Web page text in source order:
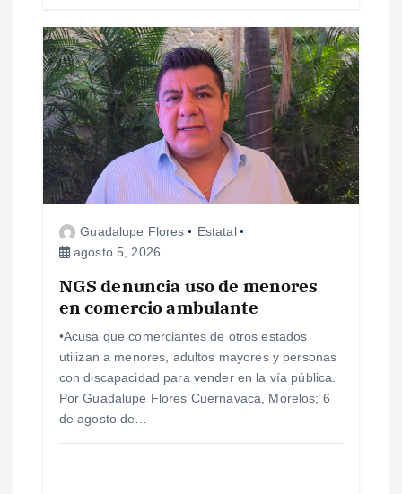
s
Guadalupe Flores
Estatal
agosto 5, 2026
NGS denuncia uso de menores
en comercio ambulante
•Acusa que comerciantes de otros estados
utilizan a menores, adultos mayores y personas
con discapacidad para vender en la vía pública.
Por Guadalupe Flores Cuernavaca, Morelos; 6
de agosto de…